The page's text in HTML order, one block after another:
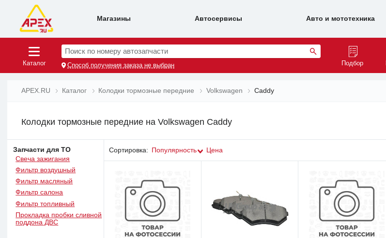
Магазины Автосервисы Авто и мототехника
Каталог
Поиск по номеру автозапчасти
Способ получения заказа не выбран Подбор
APEX.RU Каталог Колодки тормозные передние Volkswagen Caddy
Колодки тормозные передние на Volkswagen Caddy
Запчасти для ТО
Свеча зажигания
Фильтр воздушный
Фильтр масляный
Фильтр салона
Фильтр топливный
Прокладка пробки сливной
поддона ДВС
Сортировка: Популярность Цена